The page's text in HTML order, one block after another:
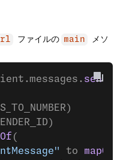
ファイルの main
メソ
send
(
to mapOf